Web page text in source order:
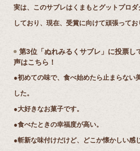
実は、このサブレはくまもとグットプロ
しており、現在、受賞に向けて頑張ってお
第3位「ぬれみるくサブレ」に投票し
声はこちら！
●初めての味で、食べ始めたら止まらない
した。
●大好きなお菓子です。
●食べたときの幸福度が高い。
●斬新な味付けだけど、どこか懐かしい感